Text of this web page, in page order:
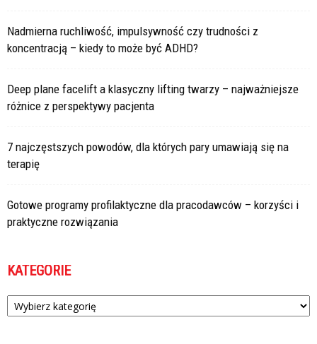
Nadmierna ruchliwość, impulsywność czy trudności z
koncentracją – kiedy to może być ADHD?
Deep plane facelift a klasyczny lifting twarzy – najważniejsze
różnice z perspektywy pacjenta
7 najczęstszych powodów, dla których pary umawiają się na
terapię
Gotowe programy profilaktyczne dla pracodawców – korzyści i
praktyczne rozwiązania
KATEGORIE
Kategorie